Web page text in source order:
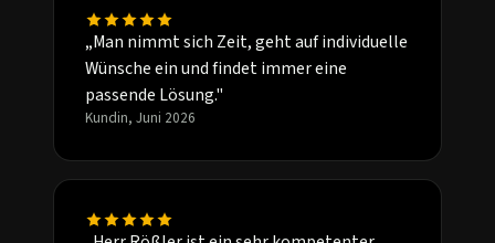
„Man nimmt sich Zeit, geht auf individuelle
Wünsche ein und findet immer eine
passende Lösung."
Kundin, Juni 2026